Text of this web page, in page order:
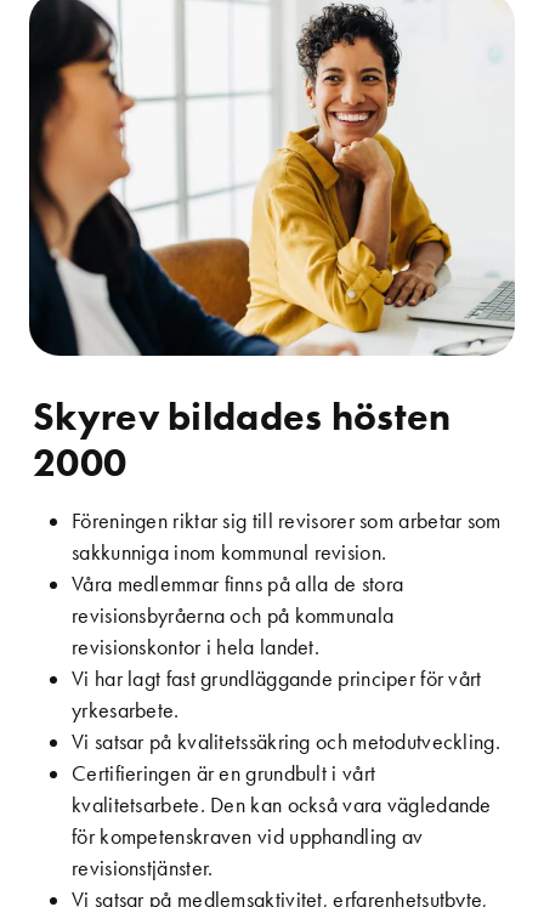
Skyrev bildades hösten
2000
Föreningen riktar sig till revisorer som arbetar som
sakkunniga inom kommunal revision.
Våra medlemmar finns på alla de stora
revisionsbyråerna och på kommunala
revisionskontor i hela landet.
Vi har lagt fast grundläggande principer för vårt
yrkesarbete.
Vi satsar på kvalitetssäkring och metodutveckling.
Certifieringen är en grundbult i vårt
kvalitetsarbete. Den kan också vara vägledande
för kompetenskraven vid upphandling av
revisionstjänster.
Vi satsar på medlemsaktivitet, erfarenhetsutbyte,